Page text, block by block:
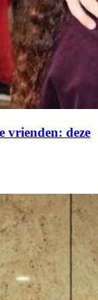
vrienden: deze